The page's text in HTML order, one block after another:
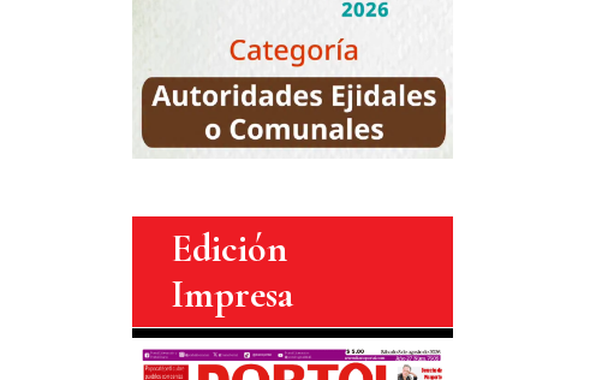
Edición
Impresa